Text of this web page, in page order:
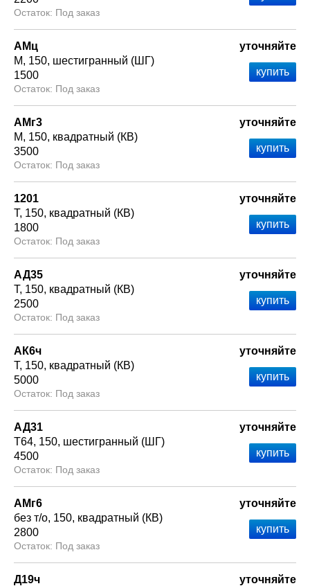
Под заказ
АМц
М
150 шестигранный (ШГ)
1500
Под заказ
уточняйте
АМг3
М
150 квадратный (КВ)
3500
Под заказ
уточняйте
1201
Т 150 квадратный (КВ)
1800
Под заказ
уточняйте
АД35
Т 150 квадратный (КВ)
2500
Под заказ
уточняйте
АК6ч
Т 150 квадратный (КВ)
5000
Под заказ
уточняйте
АД31
Т64 150 шестигранный (ШГ)
4500
Под заказ
уточняйте
АМг6
без т/о 150 квадратный (КВ)
2800
Под заказ
уточняйте
Д19ч
уточняйте